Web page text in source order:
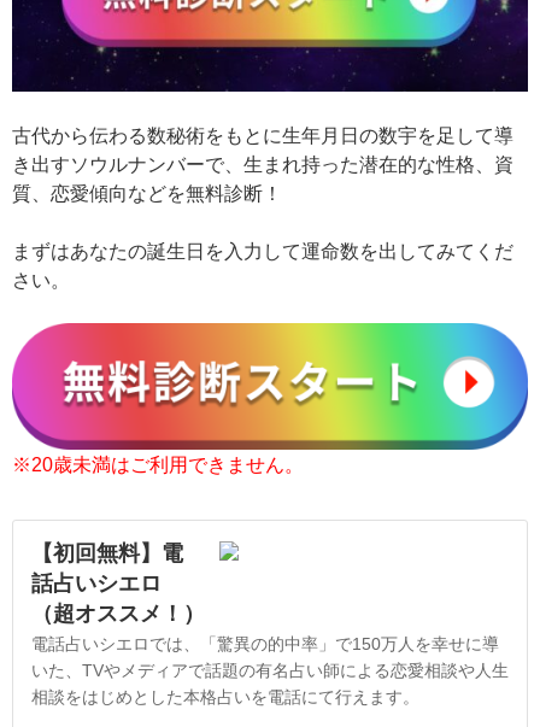
古代から伝わる数秘術をもとに生年月日の数宇を足して導
き出すソウルナンバーで、生まれ持った潜在的な性格、資
質、恋愛傾向などを無料診断！
まずはあなたの誕生日を入力して運命数を出してみてくだ
さい。
※20歳未満はご利用できません。
【初回無料】電
話占いシエロ
（超オススメ！）
電話占いシエロでは、「驚異の的中率」で150万人を幸せに導
いた、TVやメディアで話題の有名占い師による恋愛相談や人生
相談をはじめとした本格占いを電話にて行えます。